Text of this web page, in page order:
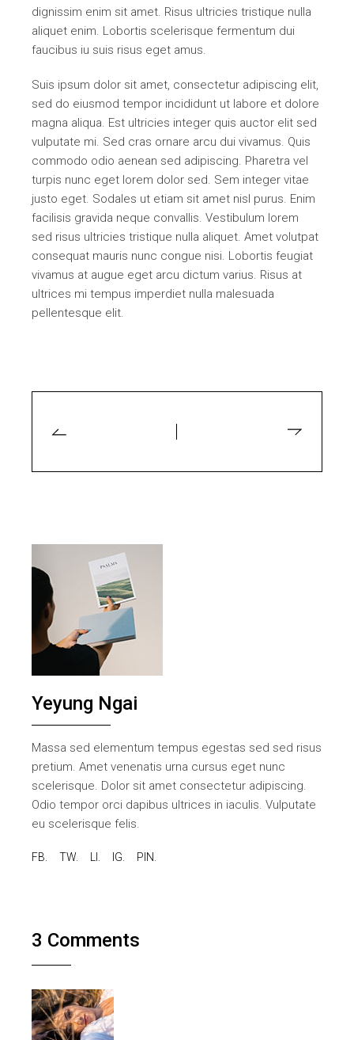
dignissim enim sit amet. Risus ultricies tristique nulla
aliquet enim. Lobortis scelerisque fermentum dui
faucibus iu suis risus eget amus.
Suis ipsum dolor sit amet, consectetur adipiscing elit,
sed do eiusmod tempor incididunt ut labore et dolore
magna aliqua. Est ultricies integer quis auctor elit sed
vulputate mi. Sed cras ornare arcu dui vivamus. Quis
commodo odio aenean sed adipiscing. Pharetra vel
turpis nunc eget lorem dolor sed. Sem integer vitae
justo eget. Sodales ut etiam sit amet nisl purus. Enim
facilisis gravida neque convallis. Vestibulum lorem
sed risus ultricies tristique nulla aliquet. Amet volutpat
consequat mauris nunc congue nisi. Lobortis feugiat
vivamus at augue eget arcu dictum varius. Risus at
ultrices mi tempus imperdiet nulla malesuada
pellentesque elit.
Yeyung Ngai
Massa sed elementum tempus egestas sed sed risus
pretium. Amet venenatis urna cursus eget nunc
scelerisque. Dolor sit amet consectetur adipiscing.
Odio tempor orci dapibus ultrices in iaculis. Vulputate
eu scelerisque felis.
FB. TW. IG. PIN.
3 Comments